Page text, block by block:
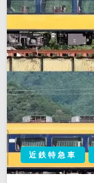
近鉄特急車